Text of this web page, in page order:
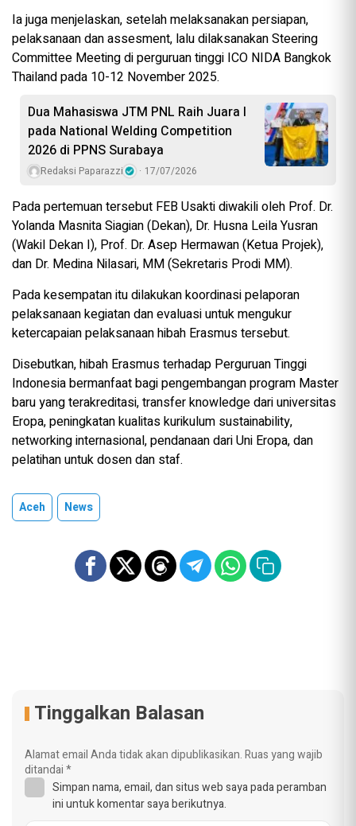
Ia juga menjelaskan, setelah melaksanakan persiapan,
pelaksanaan dan assesment, lalu dilaksanakan Steering
Committee Meeting di perguruan tinggi ICO NIDA Bangkok
Thailand pada 10-12 November 2025.
Dua Mahasiswa JTM PNL Raih Juara I
pada National Welding Competition
2026 di PPNS Surabaya
Redaksi Paparazzi 17/07/2026
Pada pertemuan tersebut FEB Usakti diwakili oleh Prof. Dr.
Yolanda Masnita Siagian (Dekan), Dr. Husna Leila Yusran
(Wakil Dekan I), Prof. Dr. Asep Hermawan (Ketua Projek),
dan Dr. Medina Nilasari, MM (Sekretaris Prodi MM).
Pada kesempatan itu dilakukan koordinasi pelaporan
pelaksanaan kegiatan dan evaluasi untuk mengukur
ketercapaian pelaksanaan hibah Erasmus tersebut.
Disebutkan, hibah Erasmus terhadap Perguruan Tinggi
Indonesia bermanfaat bagi pengembangan program Master
baru yang terakreditasi, transfer knowledge dari universitas
Eropa, peningkatan kualitas kurikulum sustainability,
networking internasional, pendanaan dari Uni Eropa, dan
pelatihan untuk dosen dan staf.
Aceh News
Tinggalkan Balasan
Alamat email Anda tidak akan dipublikasikan.Ruas yang wajib
ditandai*
Simpan nama, email, dan situs web saya pada peramban
ini untuk komentar saya berikutnya.